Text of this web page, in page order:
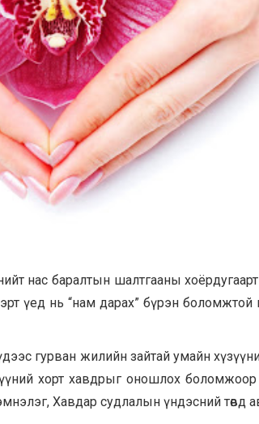
нас баралтын шалтгааны
эрт үед нь “нам дарах” бүрэн
гурван жилийн зайтай умайн
хорт хавдрыг оношлох
Хавдар судлалын үндэсний төвд